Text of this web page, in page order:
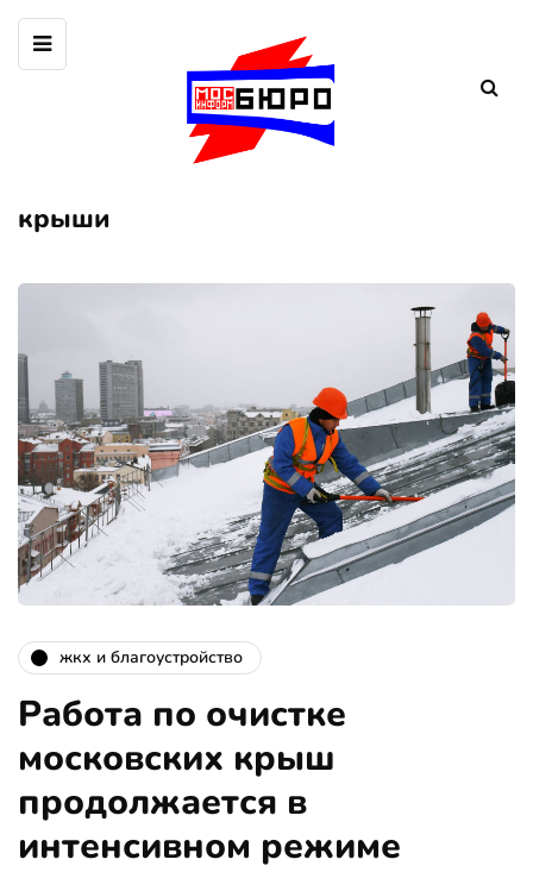
крыши
жкх и благоустройство
Работа по очистке
московских крыш
продолжается в
интенсивном режиме